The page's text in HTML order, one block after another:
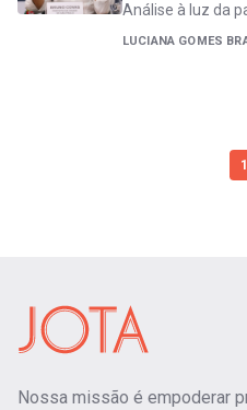
Análise à luz da
LUCIANA GOMES
1
Nossa missão é empoderar